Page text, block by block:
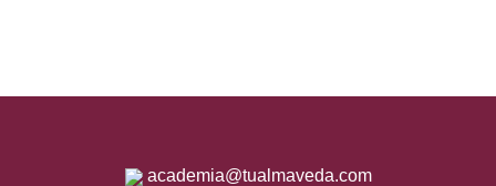
academia@tualmaveda.com